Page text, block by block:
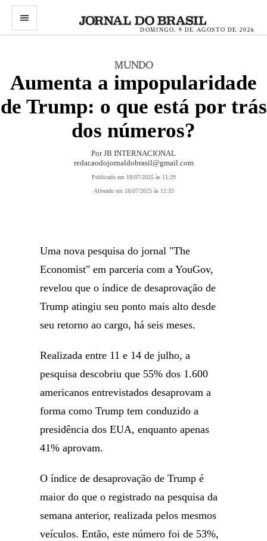
menu
DOMINGO, 9 DE AGOSTO DE 2026
MUNDO
Aumenta a impopularidade
de Trump: o que está por trás
dos números?
Por JB INTERNACIONAL
redacaodojornaldobrasil@gmail.com
Publicado em 18/07/2025 às 11:29
Alterado em 18/07/2025 às 11:33
Uma nova pesquisa do jornal "The
Economist" em parceria com a YouGov,
revelou que o índice de desaprovação de
Trump atingiu seu ponto mais alto desde
seu retorno ao cargo, há seis meses.
Realizada entre 11 e 14 de julho, a
pesquisa descobriu que 55% dos 1.600
americanos entrevistados desaprovam a
forma como Trump tem conduzido a
presidência dos EUA, enquanto apenas
41% aprovam.
O índice de desaprovação de Trump é
maior do que o registrado na pesquisa da
semana anterior, realizada pelos mesmos
veículos. Então, este número foi de 53%,